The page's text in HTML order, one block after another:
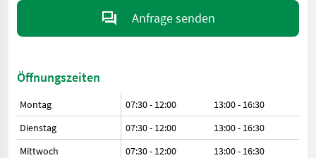
Anfrage senden
Öffnungszeiten
Montag 07:30 - 12:00
13:00 - 16:30
Dienstag
07:30 - 12:00
13:00 - 16:30
Mittwoch
07:30 - 12:00
13:00 - 16:30